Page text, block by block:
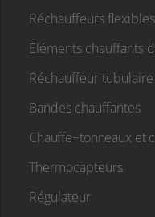
Réchauffeurs
Eléments chauffants
Réchauffeur tubulaire
Bandes chauffantes
Chauffe−tonneaux et
Thermocapteurs
Régulateur